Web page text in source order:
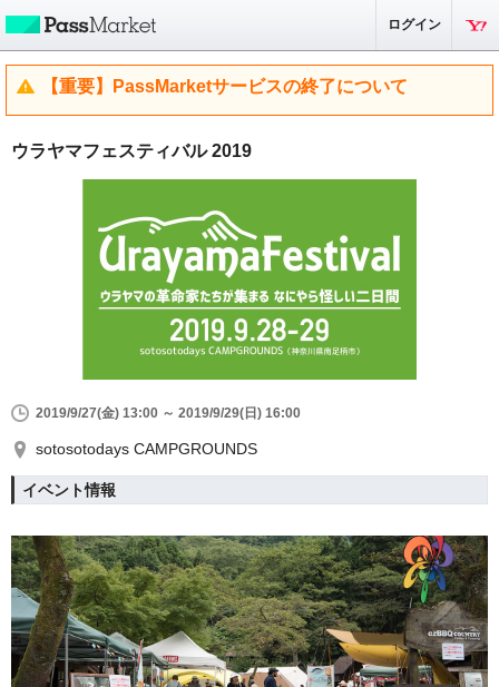
ログイン
【重要】PassMarketサービスの終了について
ウラヤマフェスティバル 2019
2019/9/27(金) 13:00 ～ 2019/9/29(日) 16:00
sotosotodays CAMPGROUNDS
イベント情報